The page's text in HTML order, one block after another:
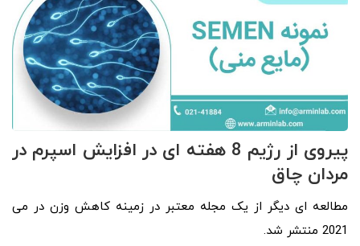
پیروی از رژیم 8 هفته ای در افزایش اسپرم در
مردان چاق
مطالعه ای دیگر از یک مجله معتبر در زمینه کاهش وزن در می
2021 منتشر شد.